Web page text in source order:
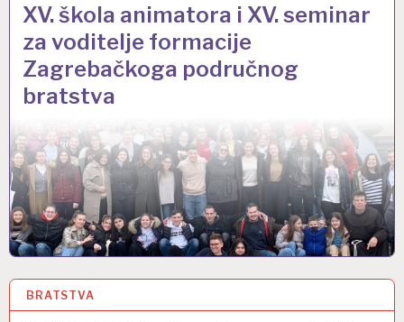
XV. škola animatora i XV. seminar
za voditelje formacije
Zagrebačkoga područnog
bratstva
BRATSTVA
2 OŽU 2020